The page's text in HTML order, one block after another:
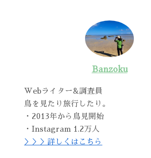
Banzoku
Webライター&調査員
鳥を見たり旅行したり。
・2013年から鳥見開始
・Instagram 1.2万人
＞＞＞詳しくはこちら